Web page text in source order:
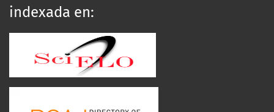
indexada en: